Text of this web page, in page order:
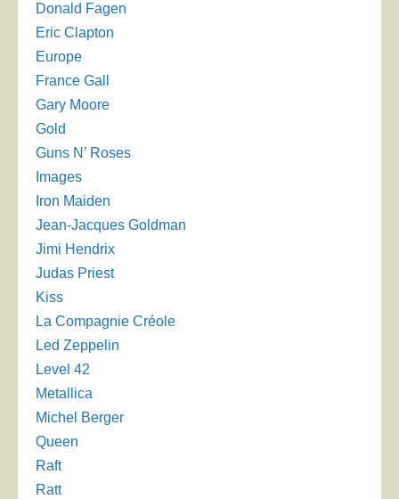
Donald Fagen
Eric Clapton
Europe
France Gall
Gary Moore
Gold
Guns N’ Roses
Images
Iron Maiden
Jean-Jacques Goldman
Jimi Hendrix
Judas Priest
Kiss
La Compagnie Créole
Led Zeppelin
Level 42
Metallica
Michel Berger
Queen
Raft
Ratt